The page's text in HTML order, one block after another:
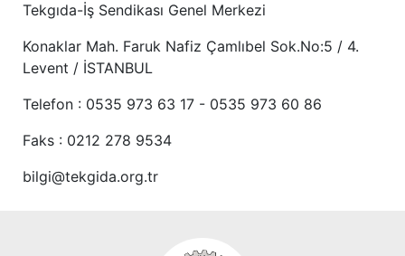
Tekgıda-İş Sendikası Genel Merkezi
Konaklar Mah. Faruk Nafiz Çamlıbel Sok.No:5 / 4.
Levent / İSTANBUL
Telefon : 0535 973 63 17 - 0535 973 60 86
Faks : 0212 278 9534
bilgi@tekgida.org.tr